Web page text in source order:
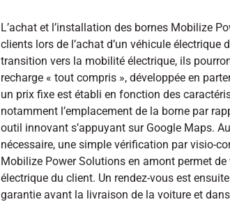
L’achat et l’installation des bornes Mobilize
clients lors de l’achat d’un véhicule
transition vers la mobilité électrique, ils
recharge « tout compris », développée en
un prix fixe est établi en fonction des
notamment l’emplacement de la borne par
outil innovant s’appuyant sur Google Maps.
nécessaire, une simple vérification par visio-
Mobilize Power Solutions en amont permet
électrique du client. Un rendez-vous est
garantie avant la livraison de la voiture et